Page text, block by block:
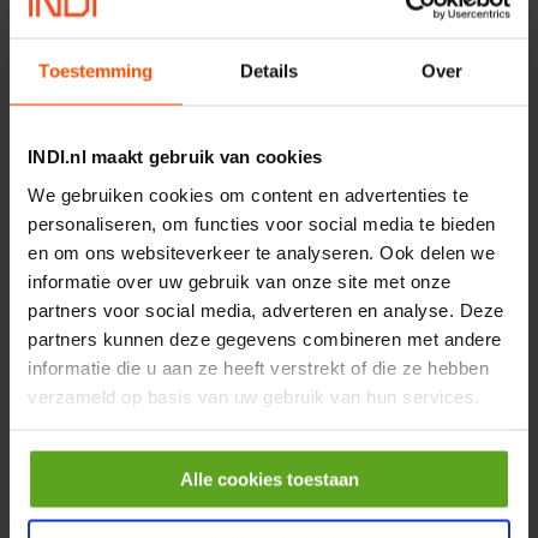
Toestemming Details Over
INDI.nl maakt gebruik van cookies
We gebruiken cookies om content en advertenties te
personaliseren, om functies voor social media te bieden
en om ons websiteverkeer te analyseren. Ook delen we
informatie over uw gebruik van onze site met onze
partners voor social media, adverteren en analyse. Deze
partners kunnen deze gegevens combineren met andere
informatie die u aan ze heeft verstrekt of die ze hebben
verzameld op basis van uw gebruik van hun services.
Alle cookies toestaan
Controleer voorraad
Vergelijken
Artikelnummer: R3052103
Merknaam: Argo-Hytos
− Aantal
EA +
Controleer voorraad
36Z